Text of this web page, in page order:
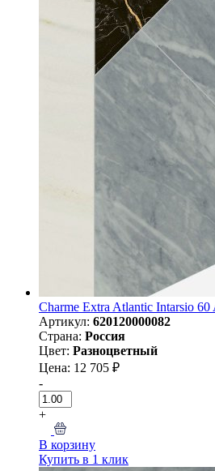
Charme Extra Atlantic Intarsio
Артикул: 620120000082
Страна: Россия
Цвет: Разноцветный
Цена: 12 705 ₽
-
+
В корзину
Купить в 1 клик